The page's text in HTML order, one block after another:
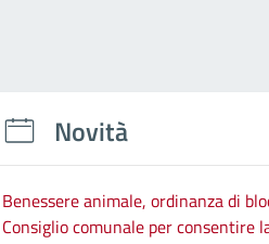
Novità
Benessere animale, ordinanza di
Consiglio comunale per